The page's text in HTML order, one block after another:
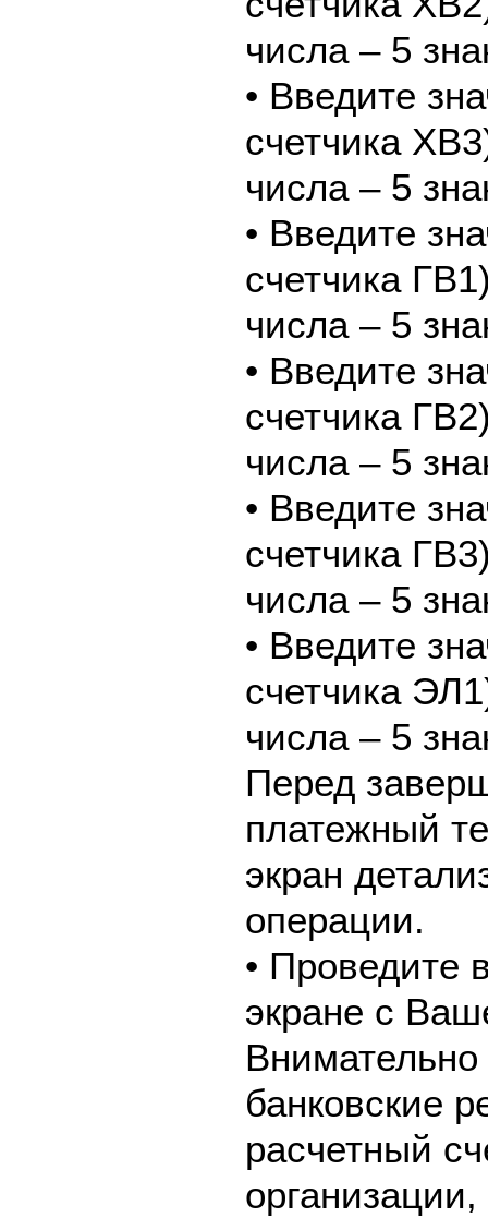
числа – 5
• Введите
счетчика
числа – 5
• Введите
счетчика
числа – 5
• Введите
счетчика
числа – 5
• Введите
счетчика
числа – 5
• Введите
счетчика
числа – 5
Перед
платежный
экран
операции.
• Проведите
экране с
банковские
расчетный